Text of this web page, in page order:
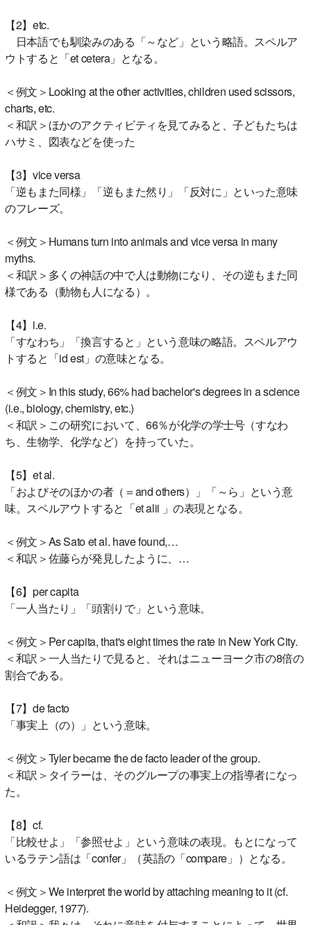
【2】etc.
日本語でも馴染みのある「～など」という略語。スペルア
ウトすると「et cetera」となる。
＜例文＞Looking at the other activities, children used scissors,
charts, etc.
＜和訳＞ほかのアクティビティを見てみると、子どもたちは
ハサミ、図表などを使った
【3】vice versa
「逆もまた同様」「逆もまた然り」「反対に」といった意味
のフレーズ。
＜例文＞Humans turn into animals and vice versa in many
myths.
＜和訳＞多くの神話の中で人は動物になり、その逆もまた同
様である（動物も人になる）。
【4】i.e.
「すなわち」「換言すると」という意味の略語。スペルアウ
トすると「id est」の意味となる。
＜例文＞In this study, 66% had bachelor's degrees in a science
(i.e., biology, chemistry, etc.)
＜和訳＞この研究において、66％が化学の学士号（すなわ
ち、生物学、化学など）を持っていた。
【5】et al.
「およびそのほかの者（＝and others）」「～ら」という意
味。スペルアウトすると「et alii 」の表現となる。
＜例文＞As Sato et al. have found,…
＜和訳＞佐藤らが発見したように、…
【6】per capita
「一人当たり」「頭割りで」という意味。
＜例文＞Per capita, that's eight times the rate in New York City.
＜和訳＞一人当たりで見ると、それはニューヨーク市の8倍の
割合である。
【7】de facto
「事実上（の）」という意味。
＜例文＞Tyler became the de facto leader of the group.
＜和訳＞タイラーは、そのグループの事実上の指導者になっ
た。
【8】cf.
「比較せよ」「参照せよ」という意味の表現。もとになって
いるラテン語は「confer」（英語の「compare」）となる。
＜例文＞We interpret the world by attaching meaning to it (cf.
Heidegger, 1977).